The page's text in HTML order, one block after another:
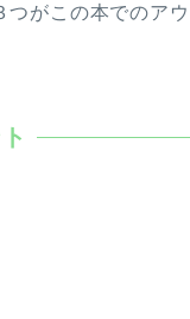
つがこの本でのア